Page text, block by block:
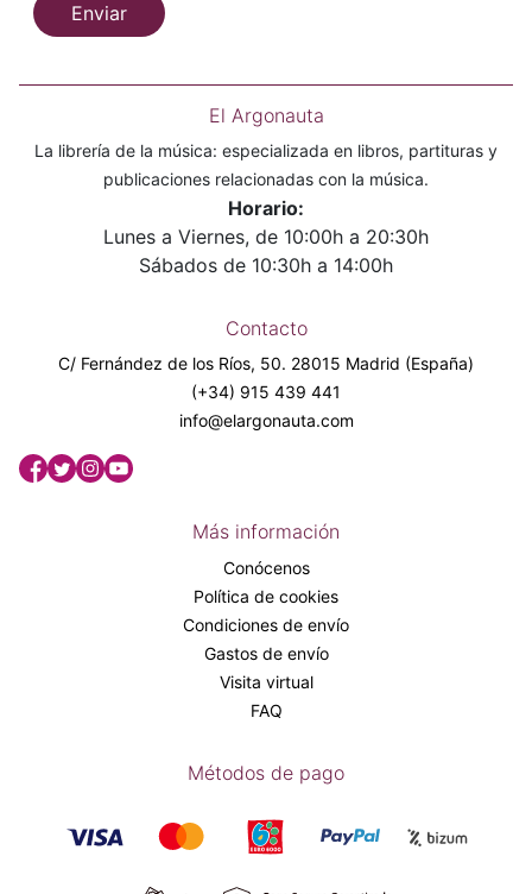
Enviar
El Argonauta
La librería de la música: especializada en libros, partituras y
publicaciones relacionadas con la música.
Horario:
Lunes a Viernes, de 10:00h a 20:30h
Sábados de 10:30h a 14:00h
Contacto
C/ Fernández de los Ríos, 50. 28015 Madrid (España)
(+34) 915 439 441
info@elargonauta.com
Más información
Conócenos
Política de cookies
Condiciones de envío
Gastos de envío
Visita virtual
FAQ
Métodos de pago